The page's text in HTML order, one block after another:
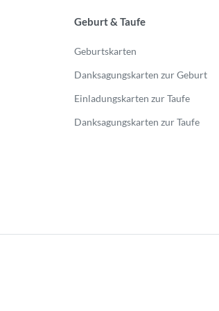
Geburt & Taufe
Geburtskarten
Danksagungskarten zur Geburt
Einladungskarten zur Taufe
Danksagungskarten zur Taufe